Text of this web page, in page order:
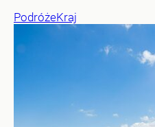
PodróżeKraj